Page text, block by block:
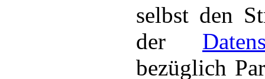
selbst den
der
bezüglich